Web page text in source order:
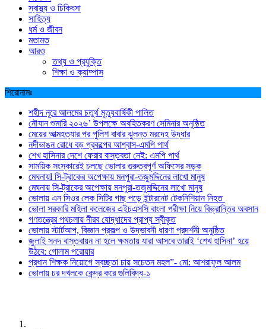
স্বাস্থ্য ও চিকিৎসা
সাহিত্য
ধর্ম ও জীবন
মতামত
আরও
তথ্য ও প্রযুক্তি
শিক্ষা ও ক্যাম্পাস
শিরোনামঃ
শহীদ নূরে আলমের চতুর্থ মৃত্যুবার্ষিকী পালিত
নৌযান শুমারি ২০২৬’ উপলক্ষে অবহিতকরণ সেমিনার অনুষ্ঠিত
মেয়ের আত্মহত্যার পর পুলিশ বাবার ঝুলন্ত মরদেহ উদ্ধার
নদীভাঙন রোধে বড় প্রকল্পের আশ্বাস-এমপি পার্থ
শেখ হাসিনার দেশে ফেরার বাস্তবতা নেই: এমপি পার্থ
সাময়িক সংস্কারেই চলছে ভোলার গুরুত্বপূর্ণ অফিসের সড়ক
মেঘনায়l সি-ট্রাকের অপেক্ষায় মনপুরা-তজুমদ্দিনের লাখো মানুষ
মেঘনায় সি-ট্রাকের অপেক্ষায় মনপুরা-তজুমদ্দিনের লাখো মানুষ
ভোলায় এন সিওর লেক সিটির গাছ পড়ে ইন্টারনেট টেকনিশিয়ান নিহত
ভোলা সরকারি মহিলা কলেজের এইচএসসি বাংলা পরীক্ষা নিয়ে বিভ্রান্তির অবসান
গণতন্ত্রের পথচলায় নীরব যোদ্ধাদের প্রাপ্য স্বীকৃত
ভোলায় স্টার্টআপ, বিজ্ঞান প্রকল্প ও উদ্ভাবনী ধারণা প্রদর্শনী অনুষ্ঠিত
জুলাই সনদ বাস্তবায়ন না হলে ক্ষমতায় যারা আসবে তারাই ‘শেখ হাসিনা’ হয়ে
উঠবে: গোলাম পরোয়ার
প্রধান শিক্ষক নিয়োগে স্বচ্ছতা চায় সচেতন মহল”- মো: আশরাফুল আলম
ভোলায় চর দখলকে কেন্দ্র করে গুলিবিদ্ধ-১